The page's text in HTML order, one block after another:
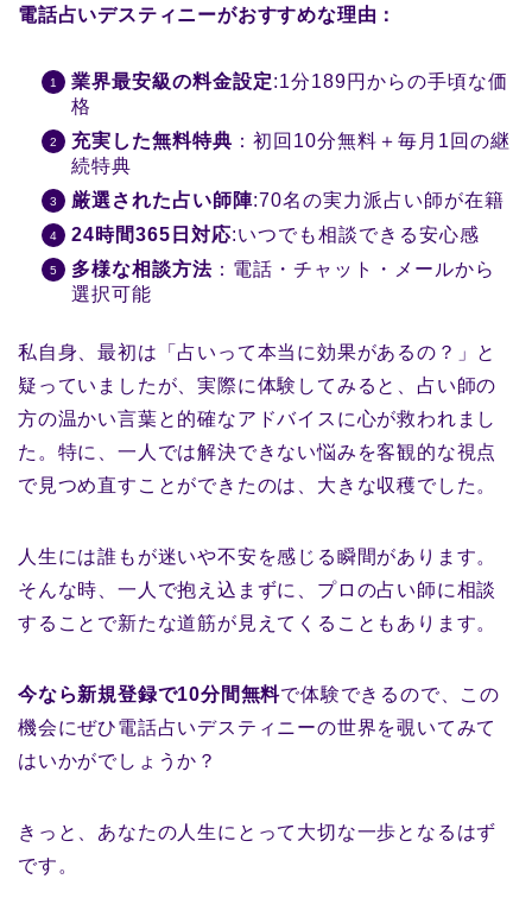
電話占いデスティニーがおすすめな理由：
業界最安級の料金設定:1分189円からの手頃な価
格
充実した無料特典 ：初回10分無料＋毎月1回の継
続特典
厳選された占い師陣:70名の実力派占い師が在籍
24時間365日対応:いつでも相談できる安心感
多様な相談方法 ：電話・チャット・メールから
選択可能
私自身、最初は「占いって本当に効果があるの？」と
疑っていましたが、実際に体験してみると、占い師の
方の温かい言葉と的確なアドバイスに心が救われまし
た。特に、一人では解決できない悩みを客観的な視点
で見つめ直すことができたのは、大きな収穫でした。
人生には誰もが迷いや不安を感じる瞬間があります。
そんな時、一人で抱え込まずに、プロの占い師に相談
することで新たな道筋が見えてくることもあります。
今なら新規登録で10分間無料で体験できるので、この
機会にぜひ電話占いデスティニーの世界を覗いてみて
はいかがでしょうか？
きっと、あなたの人生にとって大切な一歩となるはず
です。